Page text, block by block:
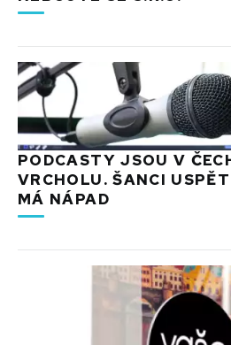
PODCASTY JSOU V
VRCHOLU. ŠANCI
MÁ NÁPAD